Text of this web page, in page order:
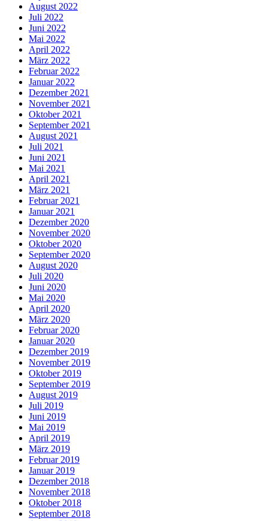
August 2022
Juli 2022
Juni 2022
Mai 2022
April 2022
März 2022
Februar 2022
Januar 2022
Dezember 2021
November 2021
Oktober 2021
September 2021
August 2021
Juli 2021
Juni 2021
Mai 2021
April 2021
März 2021
Februar 2021
Januar 2021
Dezember 2020
November 2020
Oktober 2020
September 2020
August 2020
Juli 2020
Juni 2020
Mai 2020
April 2020
März 2020
Februar 2020
Januar 2020
Dezember 2019
November 2019
Oktober 2019
September 2019
August 2019
Juli 2019
Juni 2019
Mai 2019
April 2019
März 2019
Februar 2019
Januar 2019
Dezember 2018
November 2018
Oktober 2018
September 2018